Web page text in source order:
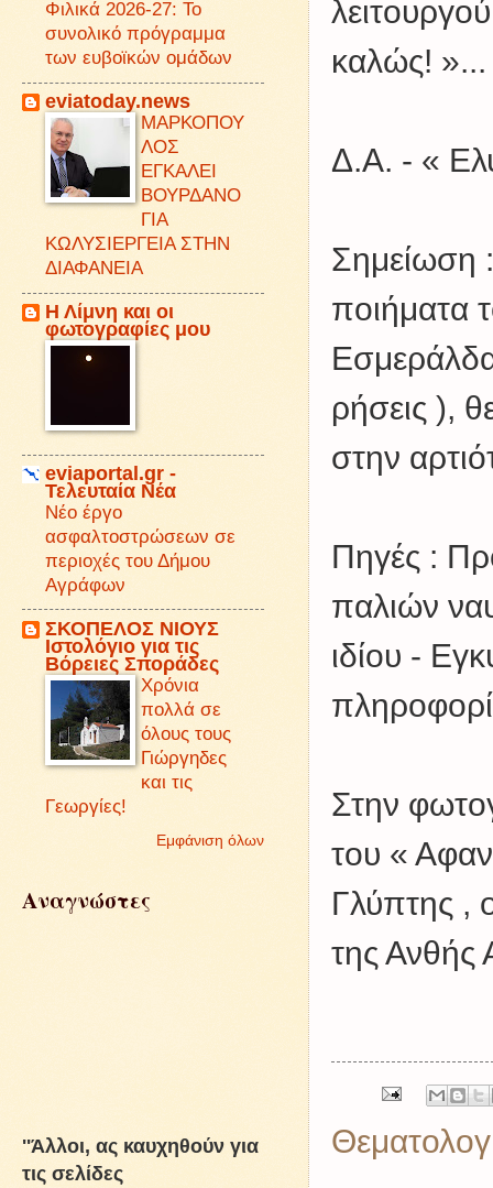
καλώς! »...
Δ.Α. - «
Σημείωση
ποιήματα
ρήσεις ),
στην
Πηγές :
παλιών
ιδίου -
Στην
του «
Γλύπτης ,
της
Φιλικά 2026-27: Το
συνολικό πρόγραμμα
των ευβοϊκών ομάδων
eviatoday.news
ΜΑΡΚΟΠΟΥ
ΛΟΣ
ΕΓΚΑΛΕΙ
ΒΟΥΡΔΑΝΟ
ΓΙΑ
ΚΩΛΥΣΙΕΡΓΕΙΑ ΣΤΗΝ
ΔΙΑΦΑΝΕΙΑ
Η Λίμνη και οι
φωτογραφίες μου
eviaportal.gr -
Τελευταία Νέα
Νέο έργο
ασφαλτοστρώσεων σε
περιοχές του Δήμου
Αγράφων
ΣΚΟΠΕΛΟΣ ΝΙΟΥΣ
Iστολόγιο για τις
Βόρειες Σποράδες
Χρόνια
πολλά σε
όλους τους
Γιώργηδες
και τις
Γεωργίες!
Εμφάνιση όλων
Αναγνώστες
''Άλλοι, ας καυχηθούν για
τις σελίδες